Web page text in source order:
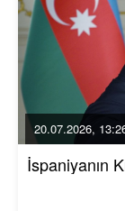
20.07.2026,
İspaniyanın